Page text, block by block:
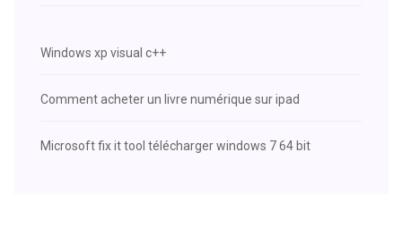
Windows xp visual c++
Comment acheter un livre numérique sur ipad
Microsoft fix it tool télécharger windows 7 64 bit